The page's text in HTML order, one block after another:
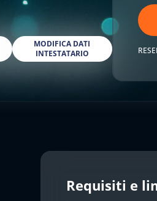
MODIFICA DATI
INTESTATARIO
Requisiti e